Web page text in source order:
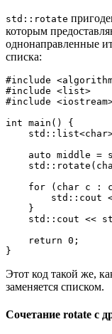
std::rotate
которым
однонаправленные
списка:
#include
#include <list>
#include
int main() {
auto middle
for (char c :
    }
std::cout <<
    return 0;
}
Этот код такой же,
заменяется списком.
Сочетание rotate с